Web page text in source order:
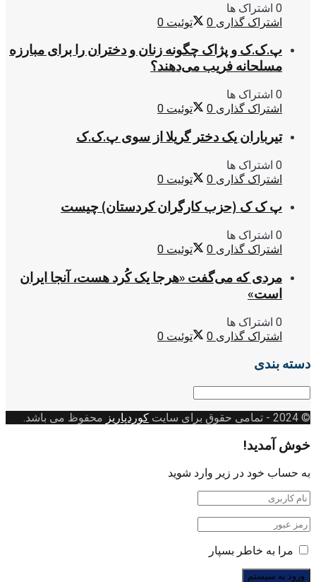
0 اشتراک ها
اشتراک گذاری 0 توئیت 0
پ.ک.ک و پژاک چگونه زنان و دختران را برای مبارزه
مسلحانه فریب می‌دهند؟
0 اشتراک ها
اشتراک گذاری 0 توئیت 0
تیرباران یک دختر گریلا از سوی پ.ک.ک
0 اشتراک ها
اشتراک گذاری 0 توئیت 0
پ ک ک (حزب کارگران کردستان) چیست
0 اشتراک ها
اشتراک گذاری 0 توئیت 0
مردی که می‌گفت «هرجا یک کُرد هست، آنجا ایران
است»
0 اشتراک ها
اشتراک گذاری 0 توئیت 0
دسته بندی
دسته
© 2024
- تمامی حقوق برای سایت کوردپاریز محفوظ می باشد.
خوش آمدید!
به حساب خود در زیر وارد شوید
مرا به خاطر بسپار